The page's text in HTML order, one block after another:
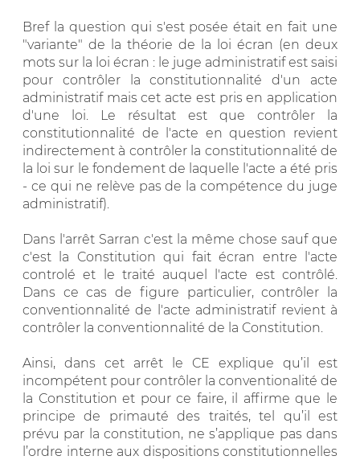
Bref la question qui s'est posée était en fait une
"variante" de la théorie de la loi écran (en deux
mots sur la loi écran : le juge administratif est saisi
pour contrôler la constitutionnalité d'un acte
administratif mais cet acte est pris en application
d'une loi. Le résultat est que contrôler la
constitutionnalité de l'acte en question revient
indirectement à contrôler la constitutionnalité de
la loi sur le fondement de laquelle l'acte a été pris
- ce qui ne relève pas de la compétence du juge
administratif).
Dans l'arrêt Sarran c'est la même chose sauf que
c'est la Constitution qui fait écran entre l'acte
controlé et le traité auquel l'acte est contrôlé.
Dans ce cas de figure particulier, contrôler la
conventionnalité de l'acte administratif revient à
contrôler la conventionnalité de la Constitution.
Ainsi, dans cet arrêt le CE explique qu’il est
incompétent pour contrôler la conventionalité de
la Constitution et pour ce faire, il affirme que le
principe de primauté des traités, tel qu’il est
prévu par la constitution, ne s’applique pas dans
l’ordre interne aux dispositions constitutionnelles